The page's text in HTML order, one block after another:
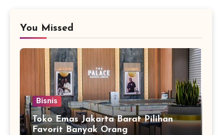
You Missed
Bisnis
Toko Emas Jakarta Barat Pilihan
Favorit Banyak Orang